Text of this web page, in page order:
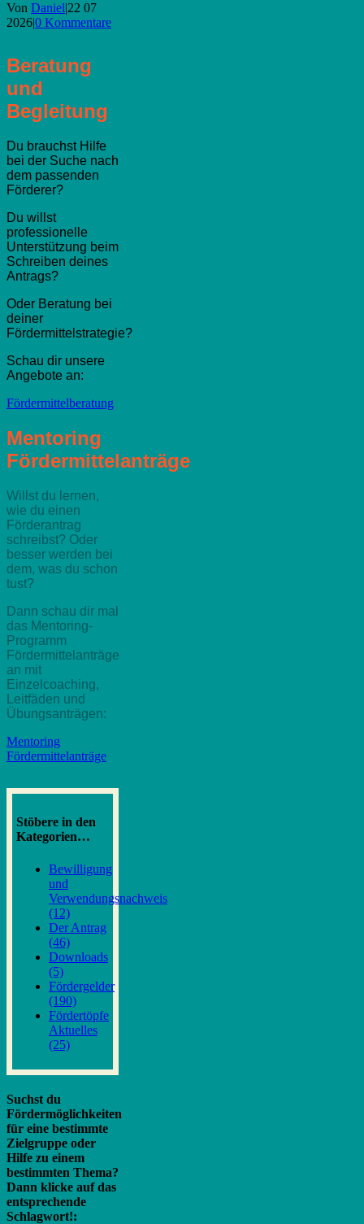
Von Daniel|22 07
2026|0 Kommentare
Beratung
und
Begleitung
Du brauchst Hilfe
bei der Suche nach
dem passenden
Förderer?
Du willst
professionelle
Unterstützung beim
Schreiben deines
Antrags?
Oder Beratung bei
deiner
Fördermittelstrategie?
Schau dir unsere
Angebote an:
Fördermittelberatung
Mentoring
Fördermittelanträge
Willst du lernen,
wie du einen
Förderantrag
schreibst? Oder
besser werden bei
dem, was du schon
tust?
Dann schau dir mal
das Mentoring-
Programm
Fördermittelanträge
an mit
Einzelcoaching,
Leitfäden und
Übungsanträgen:
Mentoring
Fördermittelanträge
Stöbere in den
Kategorien…
Bewilligung
und
Verwendungsnachweis
(12)
Der Antrag
(46)
Downloads
(5)
Fördergelder
(190)
Fördertöpfe
Aktuelles
(25)
Suchst du
Fördermöglichkeiten
für eine bestimmte
Zielgruppe oder
Hilfe zu einem
bestimmten Thema?
Dann klicke auf das
entsprechende
Schlagwort!: